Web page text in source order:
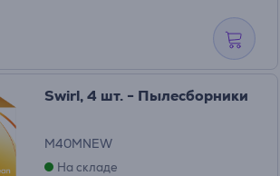
Swirl, 4 шт. - Пылесборники
M40MNEW
На складе